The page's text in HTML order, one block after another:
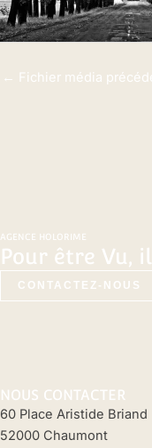
← Fichier média
AGENCE HOLORIME
Pour être Vu,
CONTACTEZ-NOUS
NOUS CONTACTER
60 Place Aristide Briand
52000 Chaumont